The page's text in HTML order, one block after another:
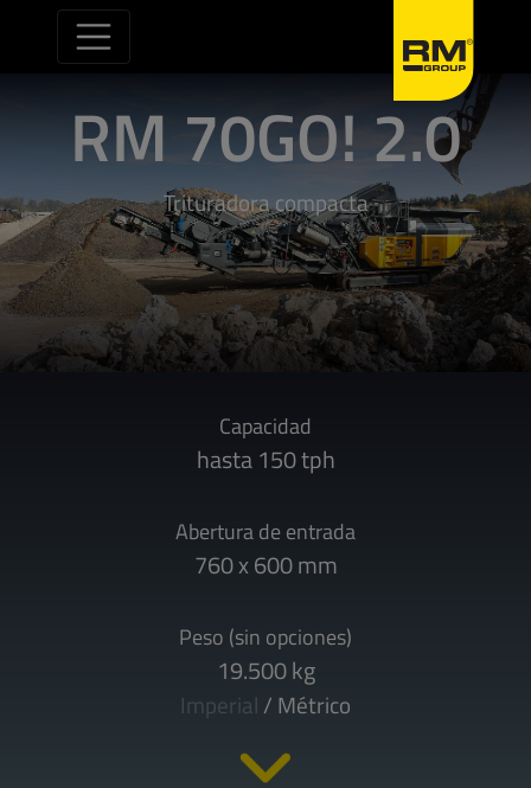
Saltar al contenido
RM 70GO! 2.0
Trituradora compacta
Capacidad
hasta 150 tph
Abertura de entrada
760 x 600 mm
Peso (sin opciones)
19.500 kg
Imperial / Métrico